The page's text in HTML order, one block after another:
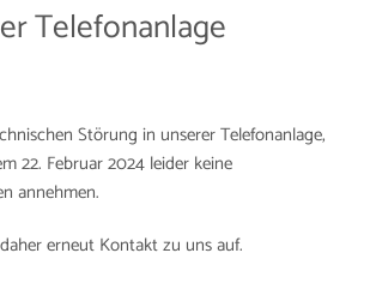
Telefonanlage
Störung in unserer Telefonanlage,
22. Februar 2024 leider keine
annehmen.
erneut Kontakt zu uns auf.